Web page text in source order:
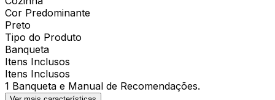
Cor Predominante
Preto
Tipo do Produto
Banqueta
Itens Inclusos
Itens Inclusos
1 Banqueta e Manual de Recomendações.